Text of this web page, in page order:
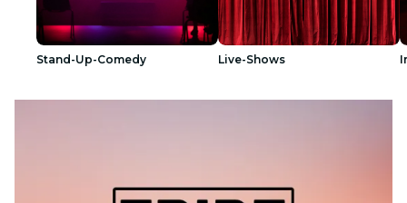
Stand-Up-Comedy Live-Shows